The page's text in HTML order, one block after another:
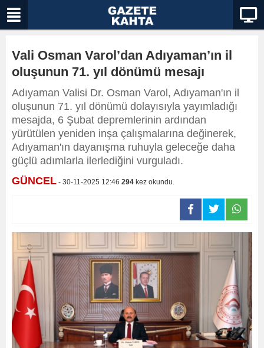
Vali Osman Varol’dan Adıyaman’ın il
oluşunun 71. yıl dönümü mesajı
Adıyaman Valisi Dr. Osman Varol, Adıyaman'ın il
oluşunun 71. yıl dönümü dolayısıyla yayımladığı
mesajda, 6 Şubat depremlerinin ardından
yürütülen yeniden inşa çalışmalarına değinerek,
Adıyaman'ın dayanışma ruhuyla geleceğe daha
güçlü adımlarla ilerlediğini vurguladı.
GÜNCEL - 30-11-2025 12:46 294 kez okundu.